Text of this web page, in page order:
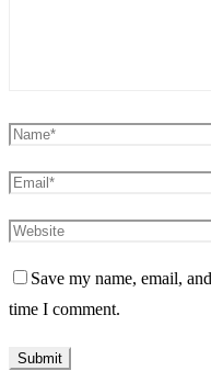
Save my name, email,
time I comment.